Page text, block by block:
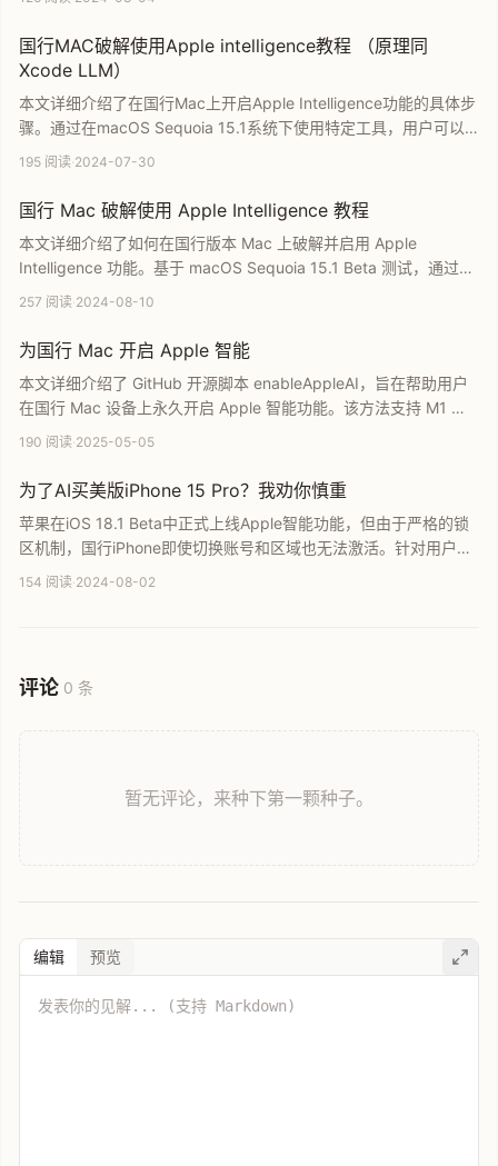
苹果最新的AI功能。
国行MAC破解使用Apple intelligence教程 （原理同
Xcode LLM）
本文详细介绍了在国行Mac上开启Apple Intelligence功能的具体步
骤。通过在macOS Sequoia 15.1系统下使用特定工具，用户可以
在不禁用系统完整性保护的前提下绕过区域限制。教程涵盖修改启
一致，助力用户在国行设备上抢先体验苹果AI技术。
195 阅读·2024-07-30
国行 Mac 破解使用 Apple Intelligence 教程
本文详细介绍了如何在国行版本 Mac 上破解并启用 Apple
Intelligence 功能。基于 macOS Sequoia 15.1 Beta 测试，通过特
定的终端操作和配置修改，用户可以在不影响系统安全的前提下，
统限制的完整步骤，是国行 Mac 用户开启苹果智能服务的实用指
南。
257 阅读·2024-08-10
为国行 Mac 开启 Apple 智能
本文详细介绍了 GitHub 开源脚本 enableAppleAI，旨在帮助用户
在国行 Mac 设备上永久开启 Apple 智能功能。该方法支持 M1 以
上芯片及 macOS 15.1 系统，具备无需长期运行后台服务且可恢复
操作步骤，是国行 Mac 用户启用 Apple AI 的实用指南。
190 阅读·2025-05-05
为了AI买美版iPhone 15 Pro？我劝你慎重
苹果在iOS 18.1 Beta中正式上线Apple智能功能，但由于严格的锁
区机制，国行iPhone即使切换账号和区域也无法激活。针对用户计
划购买美版iPhone 15 Pro以体验AI功能的现象，本文深入解析了当
154 阅读·2024-08-02
评论 0 条
暂无评论，来种下第一颗种子。
编辑 预览